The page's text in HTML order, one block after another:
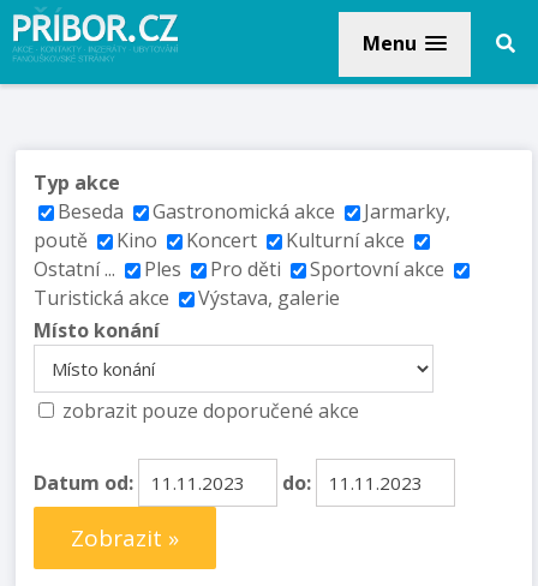
Menu
Typ akce
Beseda
Gastronomická akce
Jarmarky,
poutě
Kino Koncert
Kulturní akce
Ostatní ...
Ples Pro děti
Sportovní akce
Turistická akce
Výstava, galerie
Místo konání
zobrazit pouze doporučené akce
Datum od: do:
Zobrazit »